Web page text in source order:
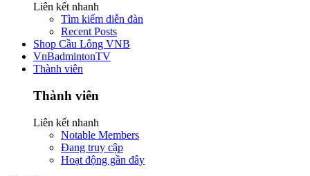
Liên kết nhanh
Tìm kiếm diễn đàn
Recent Posts
Shop Cầu Lông VNB
VnBadmintonTV
Thành viên
Thành viên
Liên kết nhanh
Notable Members
Đang truy cập
Hoạt động gần đây